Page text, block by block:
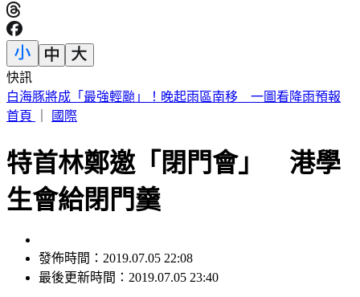
快訊
昔成人展拋震撼彈！前AV女優談「第二人生」 引退2年認：
曾迷惘過
特首林鄭邀「閉門會」 港學
生會給閉門羹
發佈時間：2019.07.05 22:08